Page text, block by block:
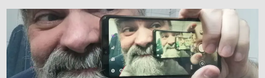
Skip
content